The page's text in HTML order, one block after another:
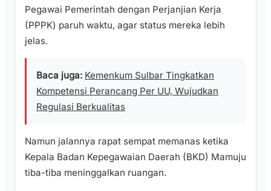
Pegawai Pemerintah dengan Perjanjian Kerja
(PPPK) paruh waktu, agar status mereka lebih
jelas.
Baca juga: Kemenkum Sulbar Tingkatkan
Kompetensi Perancang Per UU, Wujudkan
Regulasi Berkualitas
Namun jalannya rapat sempat memanas ketika
Kepala Badan Kepegawaian Daerah (BKD) Mamuju
tiba-tiba meninggalkan ruangan.